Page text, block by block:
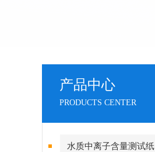
产品中心
PRODUCTS CENTER
水质中离子含量测试纸